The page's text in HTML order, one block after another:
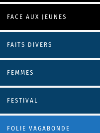
FACE AUX JEUNES
FAITS DIVERS
FEMMES
FESTIVAL
FOLIE VAGABONDE